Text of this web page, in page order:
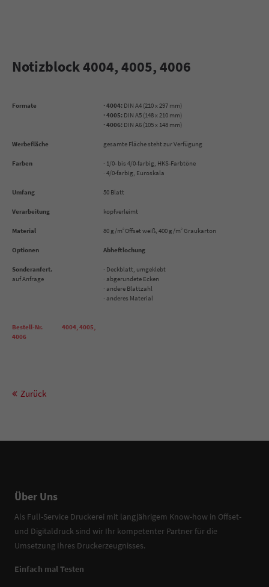
Notizblock 4004, 4005, 4006
Formate · 4004: DIN A4 (210 x 297 mm)
· 4005: DIN A5 (148 x 210 mm)
· 4006: DIN A6 (105 x 148 mm)
Werbefläche gesamte Fläche steht zur Verfügung
Farben
· 1/0- bis 4/0-farbig, HKS-Farbtöne
· 4/0-farbig, Euroskala
Umfang 50 Blatt
Verarbeitung kopfverleimt
Material 80 g/m 2Offset weiß, 400 g/m 2 Graukarton
Optionen Abheftlochung
Sonderanfert.
· Deckblatt, umgeklebt
auf Anfrage
· abgerundete Ecken
· andere Blattzahl
· anderes Material
Bestell-Nr. 4004, 4005,
4006
Zurück
Über Uns
Als Full-Service Druckerei mit langjährigem Know-how in Offset-
und Digitaldruck sind wir Ihr kompetenter Partner für die
Umsetzung Ihres Druckerzeugnisses.
Einfach mal Testen